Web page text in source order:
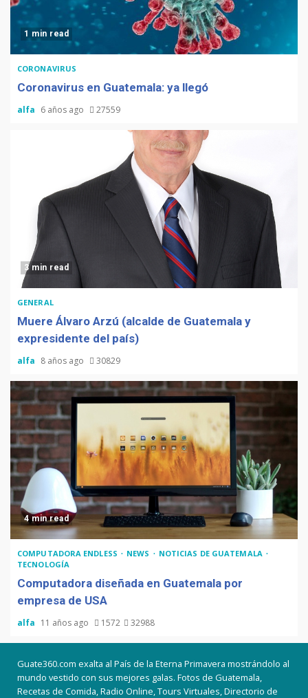
1 min read
CORONAVIRUS
Coronavirus en Guatemala: ya llegó
alfa 6 años ago 27559
3 min read
GENERAL
Muere Álvaro Arzú (alcalde de Guatemala y
expresidente del país)
alfa 8 años ago 30829
4 min read
COMPUTADORA ENDLESS NEWS
NOTICIAS DE GUATEMALA
TECNOLOGÍA
Computadora diseñada en Guatemala por
empresa de USA
alfa 11 años ago 1572 32988
Guate360.com exalta al País de la Eterna Primavera mostrándolo al
mundo vestido con sus mejores galas. Fotos de Guatemala,
Recetas de Comida, Radio Online, Tours Virtuales, Directorio de